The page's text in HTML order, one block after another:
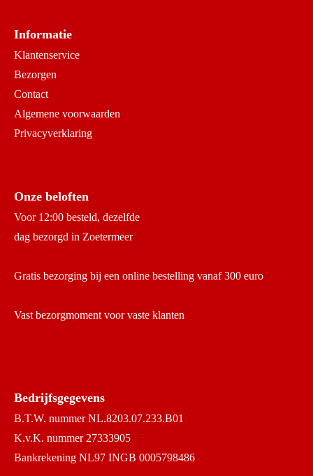
Informatie
Klantenservice
Bezorgen
Contact
Algemene voorwaarden
Privacyverklaring
Onze beloften
Voor 12:00 besteld, dezelfde
dag bezorgd in Zoetermeer
Gratis bezorging bij een online bestelling vanaf 300 euro
Vast bezorgmoment voor vaste klanten
Bedrijfsgegevens
B.T.W. nummer NL.8203.07.233.B01
K.v.K. nummer 27333905
Bankrekening NL97 INGB 0005798486